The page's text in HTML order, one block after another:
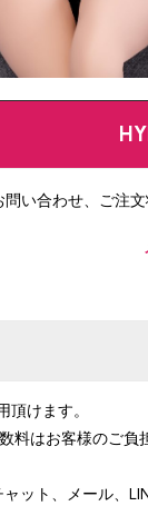
問い合わせ、ご注
けます。
はお客様のご負
ット、メール、